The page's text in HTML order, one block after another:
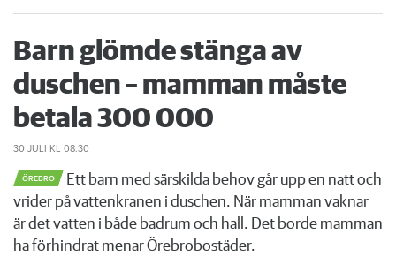
Barn glömde stänga av
duschen – mamman måste
betala 300 000
30 JULI KL 08:30
ÖREBRO
Ett barn med särskilda behov går upp en natt och
vrider på vattenkranen i duschen. När mamman vaknar
är det vatten i både badrum och hall. Det borde mamman
ha förhindrat menar Örebrobostäder.